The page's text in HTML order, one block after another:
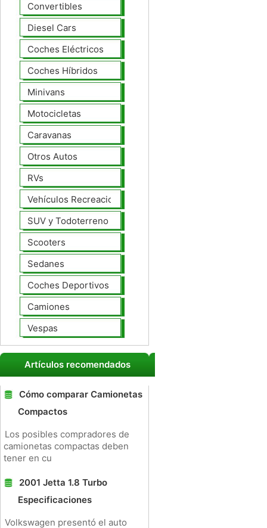
Convertibles
Diesel Cars
Coches Eléctricos
Coches Híbridos
Minivans
Motocicletas
Caravanas
Otros Autos
RVs
Vehículos Recreacionales
SUV y Todoterreno
Scooters
Sedanes
Coches Deportivos
Camiones
Vespas
Artículos recomendados
Cómo comparar Camionetas
Compactos
Los posibles compradores de
camionetas compactas deben
tener en cu
2001 Jetta 1.8 Turbo
Especificaciones
Volkswagen presentó el auto